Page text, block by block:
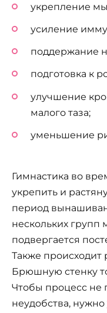
укрепление
усиление
поддержание
подготовка к
улучшение
малого таза;
уменьшение
Гимнастика во
укрепить и
период
нескольких
подвергается
Также
Брюшную стенку
Чтобы процесс
неудобства,